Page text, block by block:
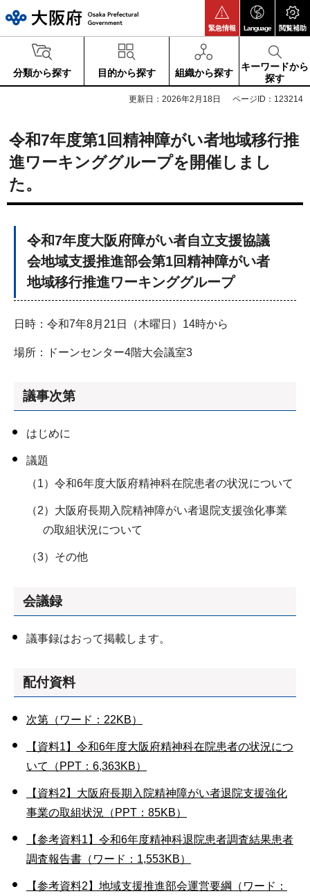
緊急情報 Language 閲覧補助
分類から探す 目的から探す 組織から探す
キーワードから
探す
更新日：2026年2月18日 ページID：123214
令和7年度第1回精神障がい者地域移行推
進ワーキンググループを開催しまし
た。
令和7年度大阪府障がい者自立支援協議
会地域支援推進部会第1回精神障がい者
地域移行推進ワーキンググループ
日時：令和7年8月21日（木曜日）14時から
場所：ドーンセンター4階大会議室3
議事次第
はじめに
議題
（1）令和6年度大阪府精神科在院患者の状況について
（2）大阪府長期入院精神障がい者退院支援強化事業
の取組状況について
（3）その他
会議録
議事録はおって掲載します。
配付資料
次第（ワード：22KB）
【資料1】令和6年度大阪府精神科在院患者の状況につ
いて（PPT：6,363KB）
【資料2】大阪府長期入院精神障がい者退院支援強化
事業の取組状況（PPT：85KB）
【参考資料1】令和6年度精神科退院患者調査結果患者
調査報告書（ワード：1,553KB）
【参考資料2】地域支援推進部会運営要綱（ワード：